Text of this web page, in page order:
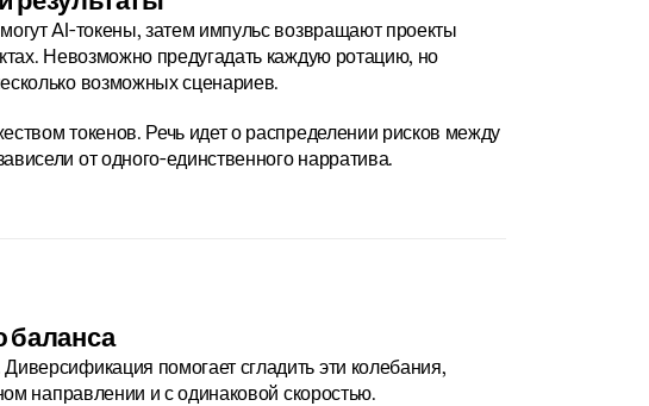
AI-токены, затем импульс возвращают проекты
Невозможно предугадать каждую ротацию, но
возможных сценариев.
токенов. Речь идет о распределении рисков между
от одного-единственного нарратива.
баланса
помогает сгладить эти колебания,
направлении и с одинаковой скоростью.